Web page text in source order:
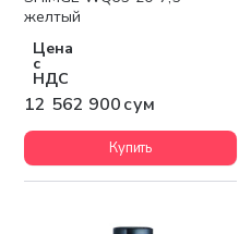
желтый
Цена
с
НДС
12 562 900 сум
Купить